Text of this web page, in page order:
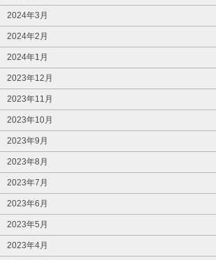
2024年3月
2024年2月
2024年1月
2023年12月
2023年11月
2023年10月
2023年9月
2023年8月
2023年7月
2023年6月
2023年5月
2023年4月